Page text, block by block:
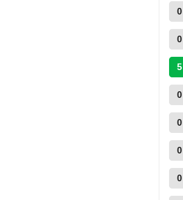
0
0
5
0
0
0
0